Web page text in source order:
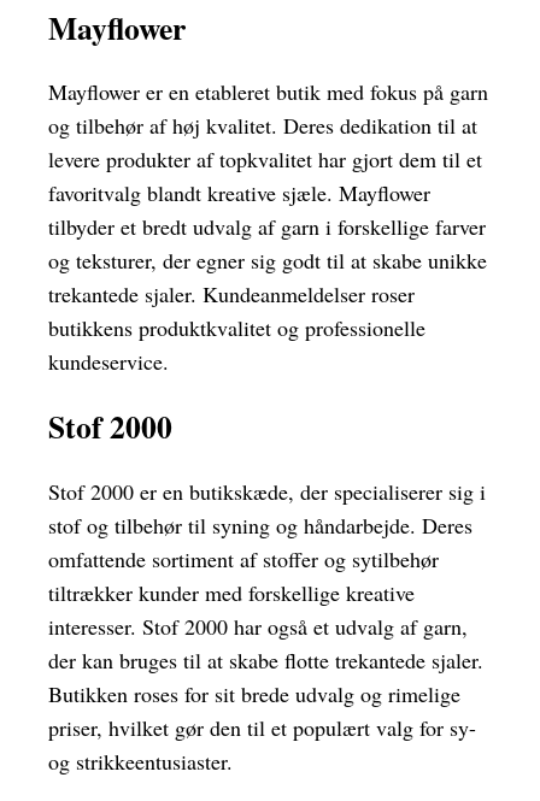
Mayflower
Mayflower er en etableret butik med fokus på garn
og tilbehør af høj kvalitet. Deres dedikation til at
levere produkter af topkvalitet har gjort dem til et
favoritvalg blandt kreative sjæle. Mayflower
tilbyder et bredt udvalg af garn i forskellige farver
og teksturer, der egner sig godt til at skabe unikke
trekantede sjaler. Kundeanmeldelser roser
butikkens produktkvalitet og professionelle
kundeservice.
Stof 2000
Stof 2000 er en butikskæde, der specialiserer sig i
stof og tilbehør til syning og håndarbejde. Deres
omfattende sortiment af stoffer og sytilbehør
tiltrækker kunder med forskellige kreative
interesser. Stof 2000 har også et udvalg af garn,
der kan bruges til at skabe flotte trekantede sjaler.
Butikken roses for sit brede udvalg og rimelige
priser, hvilket gør den til et populært valg for sy-
og strikkeentusiaster.